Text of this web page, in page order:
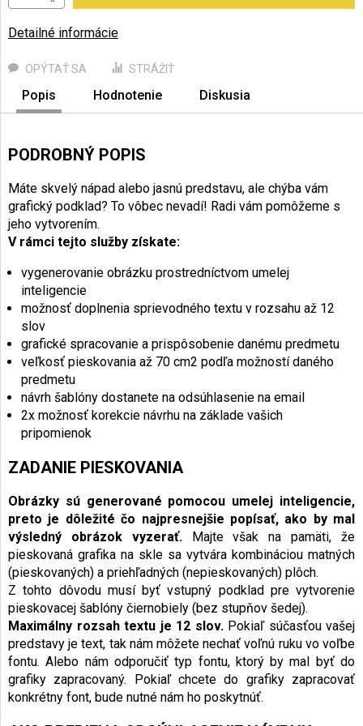
Detailné informácie
OPÝTAŤ SA STRÁŽIŤ
Popis Hodnotenie Diskusia
PODROBNÝ POPIS
Máte skvelý nápad alebo jasnú predstavu, ale chýba vám
grafický podklad? To vôbec nevadí! Radi vám pomôžeme s
jeho vytvorením.
V rámci tejto služby získate:
vygenerovanie obrázku prostredníctvom umelej
inteligencie
možnosť doplnenia sprievodného textu v rozsahu až 12
slov
grafické spracovanie a prispôsobenie danému predmetu
veľkosť pieskovania až 70 cm2 podľa možností daného
predmetu
návrh šablóny dostanete na odsúhlasenie na email
2x možnosť korekcie návrhu na základe vašich
pripomienok
ZADANIE PIESKOVANIA
Obrázky sú generované pomocou umelej inteligencie,
preto je dôležité čo najpresnejšie popísať, ako by mal
výsledný obrázok vyzerať. Majte však na pamäti, že
pieskovaná grafika na skle sa vytvára kombináciou matných
(pieskovaných) a priehľadných (nepieskovaných) plôch.
Z tohto dôvodu musí byť vstupný podklad pre vytvorenie
pieskovacej šablóny čiernobiely (bez stupňov šedej).
Maximálny rozsah textu je 12 slov. Pokiaľ súčasťou vašej
predstavy je text, tak nám môžete nechať voľnú ruku vo voľbe
fontu. Alebo nám odporučiť typ fontu, ktorý by mal byť do
grafiky zapracovaný. Pokiaľ chcete do grafiky zapracovať
konkrétny font, bude nutné nám ho poskytnúť.